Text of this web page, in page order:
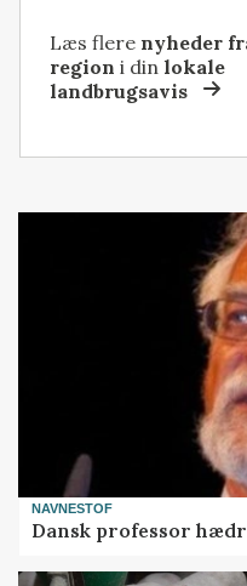
Læs flere nyheder
region i dinlokale
landbrugsavis
NAVNESTOF
Dansk professor